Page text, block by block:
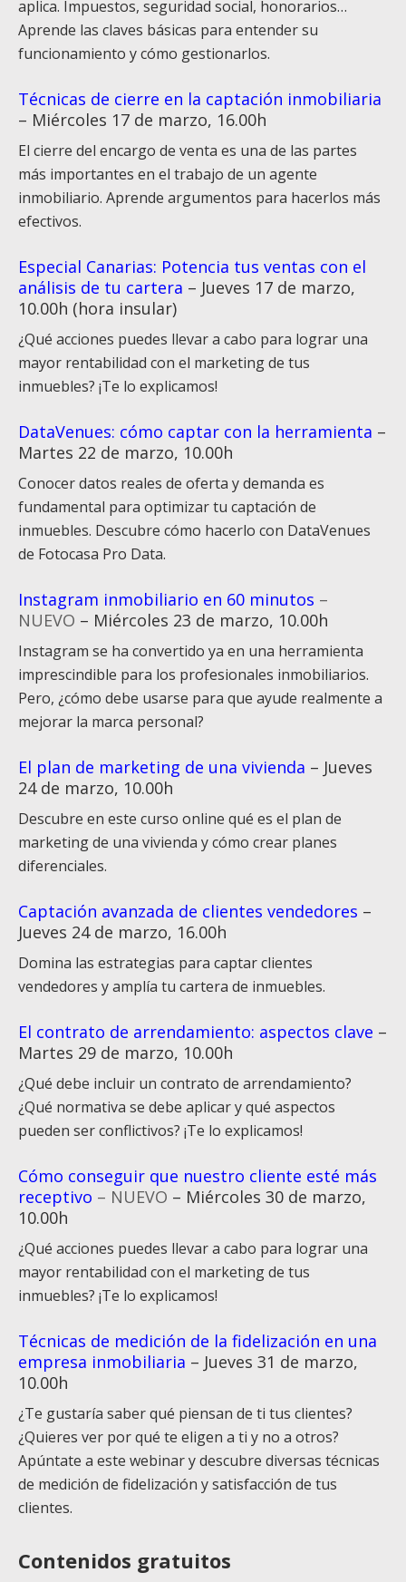
aplica. Impuestos, seguridad social, honorarios…
Aprende las claves básicas para entender su
funcionamiento y cómo gestionarlos.
Técnicas de cierre en la captación inmobiliaria
– Miércoles 17 de marzo, 16.00h
El cierre del encargo de venta es una de las partes
más importantes en el trabajo de un agente
inmobiliario. Aprende argumentos para hacerlos más
efectivos.
Especial Canarias: Potencia tus ventas con el
análisis de tu cartera – Jueves 17 de marzo,
10.00h (hora insular)
¿Qué acciones puedes llevar a cabo para lograr una
mayor rentabilidad con el marketing de tus
inmuebles? ¡Te lo explicamos!
DataVenues: cómo captar con la herramienta –
Martes 22 de marzo, 10.00h
Conocer datos reales de oferta y demanda es
fundamental para optimizar tu captación de
inmuebles. Descubre cómo hacerlo con DataVenues
de Fotocasa Pro Data.
Instagram inmobiliario en 60 minutos –
NUEVO – Miércoles 23 de marzo, 10.00h
Instagram se ha convertido ya en una herramienta
imprescindible para los profesionales inmobiliarios.
Pero, ¿cómo debe usarse para que ayude realmente a
mejorar la marca personal?
El plan de marketing de una vivienda – Jueves
24 de marzo, 10.00h
Descubre en este curso online qué es el plan de
marketing de una vivienda y cómo crear planes
diferenciales.
Captación avanzada de clientes vendedores –
Jueves 24 de marzo, 16.00h
Domina las estrategias para captar clientes
vendedores y amplía tu cartera de inmuebles.
El contrato de arrendamiento: aspectos clave –
Martes 29 de marzo, 10.00h
¿Qué debe incluir un contrato de arrendamiento?
¿Qué normativa se debe aplicar y qué aspectos
pueden ser conflictivos? ¡Te lo explicamos!
Cómo conseguir que nuestro cliente esté más
receptivo – NUEVO – Miércoles 30 de marzo,
10.00h
¿Qué acciones puedes llevar a cabo para lograr una
mayor rentabilidad con el marketing de tus
inmuebles? ¡Te lo explicamos!
Técnicas de medición de la fidelización en una
empresa inmobiliaria – Jueves 31 de marzo,
10.00h
¿Te gustaría saber qué piensan de ti tus clientes?
¿Quieres ver por qué te eligen a ti y no a otros?
Apúntate a este webinar y descubre diversas técnicas
de medición de fidelización y satisfacción de tus
clientes.
Contenidos gratuitos